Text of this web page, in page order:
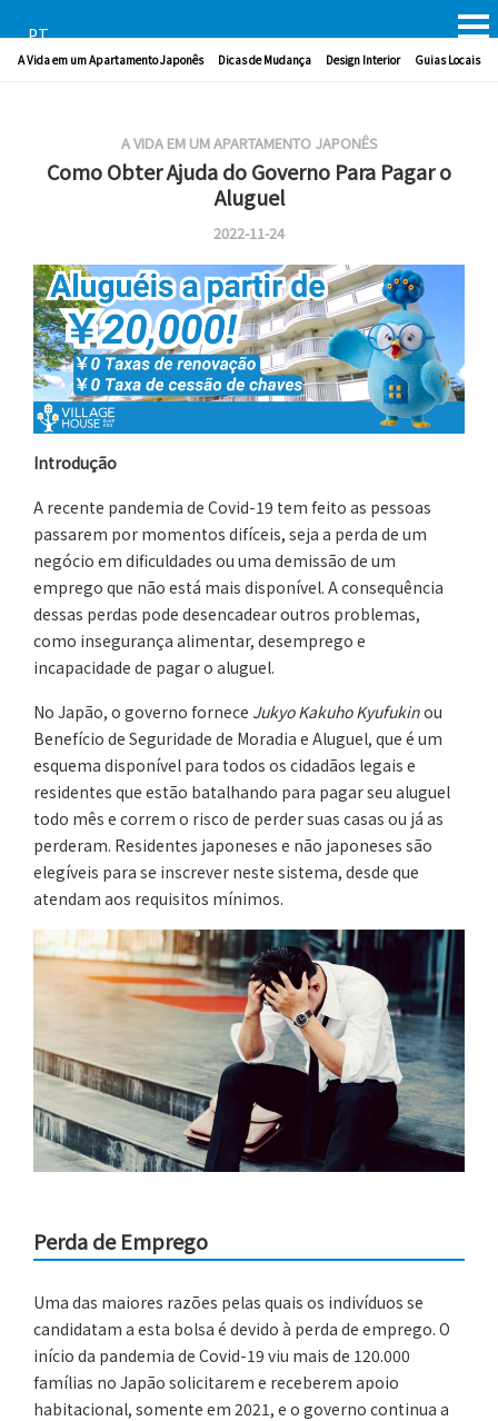
A Vida em um Apartamento Japonês Dicas de Mudança Design Interior Guias Locais
PT
A VIDA EM UM APARTAMENTO JAPONÊS
Como Obter Ajuda do Governo Para Pagar o
Aluguel
2022-11-24
Introdução
A recente pandemia de Covid-19 tem feito as pessoas
passarem por momentos difíceis, seja a perda de um
negócio em dificuldades ou uma demissão de um
emprego que não está mais disponível. A consequência
dessas perdas pode desencadear outros problemas,
como insegurança alimentar, desemprego e
incapacidade de pagar o aluguel.
No Japão, o governo fornece Jukyo Kakuho Kyufukinou
Benefício de Seguridade de Moradia e Aluguel, que é um
esquema disponível para todos os cidadãos legais e
residentes que estão batalhando para pagar seu aluguel
todo mês e correm o risco de perder suas casas ou já as
perderam. Residentes japoneses e não japoneses são
elegíveis para se inscrever neste sistema, desde que
atendam aos requisitos mínimos.
Perda de Emprego
Uma das maiores razões pelas quais os indivíduos se
candidatam a esta bolsa é devido à perda de emprego. O
início da pandemia de Covid-19 viu mais de 120.000
famílias no Japão solicitarem e receberem apoio
habitacional, somente em 2021, e o governo continua a